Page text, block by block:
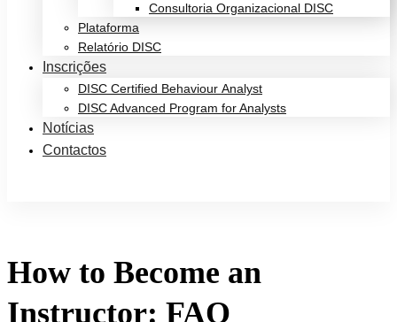
Consultoria Organizacional DISC
Plataforma
Relatório DISC
Inscrições
DISC Certified Behaviour Analyst
DISC Advanced Program for Analysts
Notícias
Contactos
How to Become an
Instructor: FAQ